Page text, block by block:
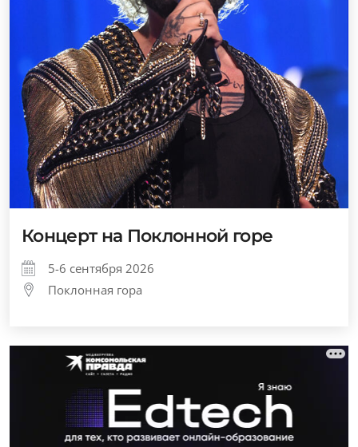
Концерт на Поклонной горе
5-6 сентября 2026
Поклонная гора